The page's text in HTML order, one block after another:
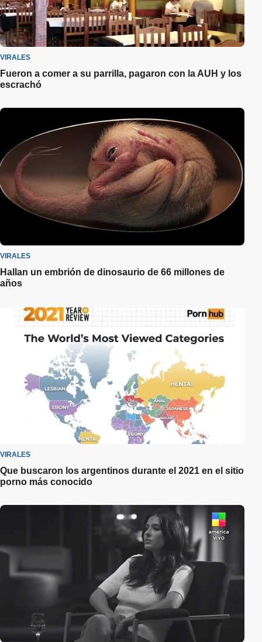
VIRALES
Fueron a comer a su parrilla, pagaron con la AUH y los
escrachó
VIRALES
Hallan un embrión de dinosaurio de 66 millones de
años
VIRALES
Que buscaron los argentinos durante el 2021 en el sitio
porno más conocido